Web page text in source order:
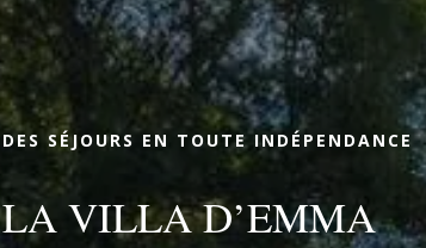
sur-
rendiez visite
couple ou en
belles
spa, sont
de
DES SÉJOURS EN TOUTE INDÉPENDANCE
LA VILLA D’EMMA